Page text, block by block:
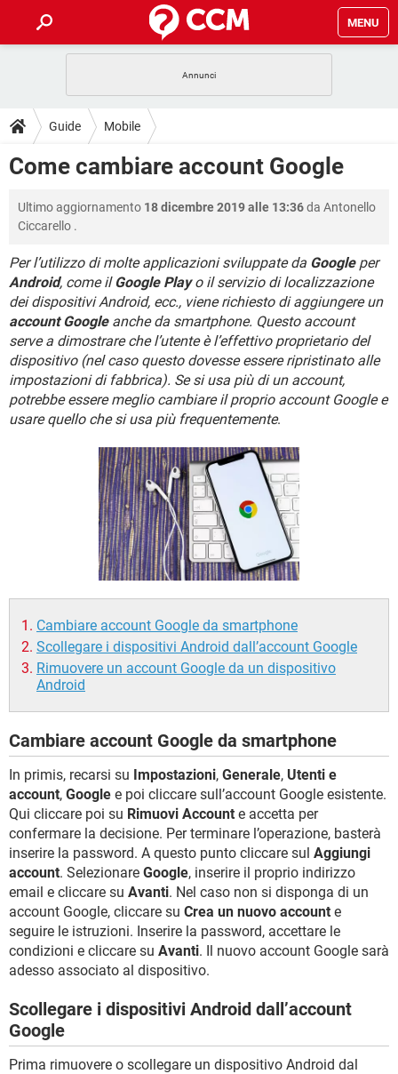
MENU
INTRATTENIMENTO
iOS WINDOWS 10
TIKTOK
GUIDE
COVID-19
INTRATTENIMENTO ANDROID
iOS WINDOWS 10
TIKTOK FACEBOOK
HARDWARE
DOWNLOAD
INTRATTENIMENTO
INSTAGRAM WHATSAPP
TIKTOK FACEBOOK
HARDWARE
FORUM
INTRATTENIMENTO ANDROID
iOS WINDOWS 10
INSTAGRAM WHATSAPP
TIKTOK FACEBOOK
HARDWARE
COVID-19 GAMING
INTRATTENIMENTO ANDROID
iOS WINDOWS 10
INSTAGRAM WHATSAPP
TIKTOK FACEBOOK
Guide Mobile
Come cambiare account Google
Ultimo aggiornamento 18 dicembre 2019 alle 13:36da Antonello
Ciccarello .
Per l’utilizzo di molte applicazioni sviluppate da Googleper
Android, come ilGoogle Playo il servizio di localizzazione
dei dispositivi Android, ecc., viene richiesto di aggiungere un
account Googleanche da smartphone. Questo account
serve a dimostrare che l’utente è l’effettivo proprietario del
dispositivo (nel caso questo dovesse essere ripristinato alle
impostazioni di fabbrica). Se si usa più di un account,
potrebbe essere meglio cambiare il proprio account Google e
usare quello che si usa più frequentemente.
Cambiare account Google da smartphone
Scollegare i dispositivi Android dall’account Google
Rimuovere un account Google da un dispositivo
Android
Cambiare account Google da smartphone
In primis, recarsi su Impostazioni, Generale, Utenti e
account, Google e poi cliccare sull’account Google esistente.
Qui cliccare poi su Rimuovi Account e accetta per
confermare la decisione. Per terminare l’operazione, basterà
inserire la password. A questo punto cliccare sul Aggiungi
account. Selezionare Google, inserire il proprio indirizzo
email e cliccare su Avanti. Nel caso non si disponga di un
account Google, cliccare su Crea un nuovo account e
seguire le istruzioni. Inserire la password, accettare le
condizioni e cliccare su Avanti. Il nuovo account Google sarà
adesso associato al dispositivo.
Scollegare i dispositivi Android dall’account
Google
Prima rimuovere o scollegare un dispositivo Android dal